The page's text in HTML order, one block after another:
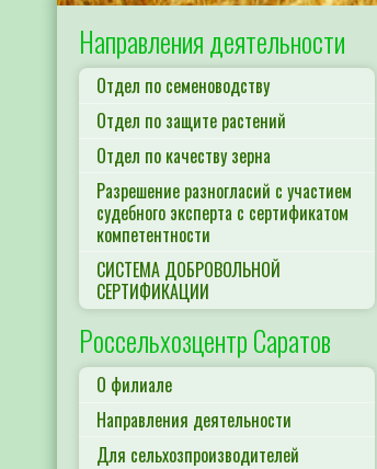
Направления деятельности
Отдел по семеноводству
Отдел по защите растений
Отдел по качеству зерна
Разрешение разногласий с участием
судебного эксперта с сертификатом
компетентности
СИСТЕМА ДОБРОВОЛЬНОЙ
СЕРТИФИКАЦИИ
Россельхозцентр Саратов
О филиале
Направления деятельности
Для сельхозпроизводителей